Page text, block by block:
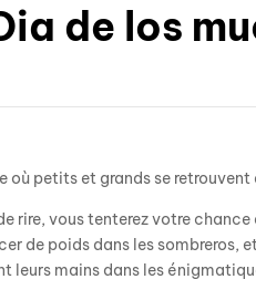
de los
petits et grands se
rire, vous tenterez votre
de poids dans les sombreros,
leurs mains dans les